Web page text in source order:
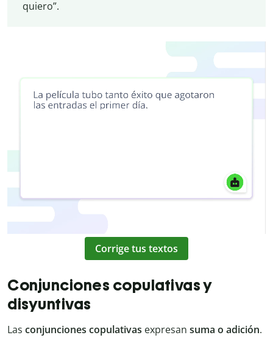
quiero”.
Corrige tus textos
Conjunciones copulativas y
disyuntivas
Las conjunciones copulativas expresan suma o adición.